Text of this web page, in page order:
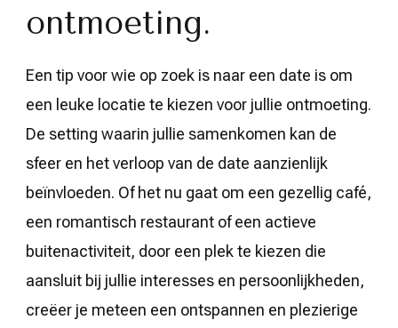
ontmoeting.
Een tip voor wie op zoek is naar een date is om
een leuke locatie te kiezen voor jullie ontmoeting.
De setting waarin jullie samenkomen kan de
sfeer en het verloop van de date aanzienlijk
beïnvloeden. Of het nu gaat om een gezellig café,
een romantisch restaurant of een actieve
buitenactiviteit, door een plek te kiezen die
aansluit bij jullie interesses en persoonlijkheden,
creëer je meteen een ontspannen en plezierige